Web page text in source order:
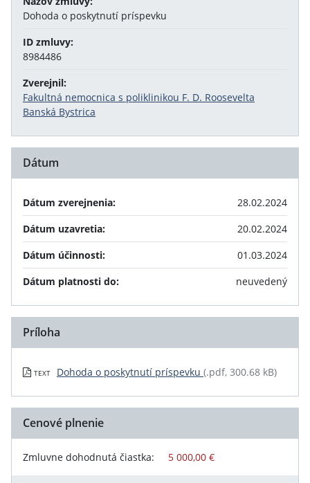
Dohoda o poskytnutí príspevku
ID zmluvy:
8984486
Zverejnil:
Fakultná nemocnica s poliklinikou F. D. Roosevelta
Banská Bystrica
Dátum
Dátum zverejnenia:
28.02.2024
Dátum uzavretia:
20.02.2024
Dátum účinnosti:
01.03.2024
Dátum platnosti do:
neuvedený
Príloha
TEXT Dohoda o poskytnutí príspevku (.pdf, 300.68 kB)
Cenové plnenie
Zmluvne dohodnutá čiastka: 5 000,00 €